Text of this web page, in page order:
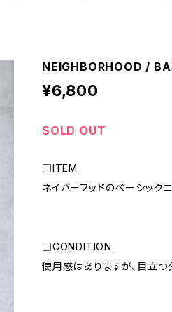
NEIGHBORHOOD /
¥6,800
SOLD OUT
□ITEM
ネイバーフッドのベーシックニ
□CONDITION
使用感はありますが、目立つ